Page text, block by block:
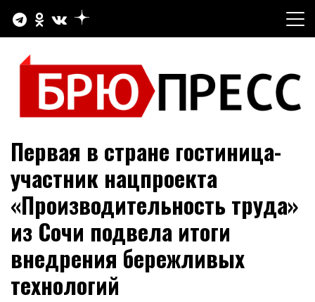
содержимому
БРЮПРЕСС
Официальный сайт газеты "Брюховецкие новости"
Первая в стране гостиница-
участник нацпроекта
«Производительность труда»
из Сочи подвела итоги
внедрения бережливых
технологий